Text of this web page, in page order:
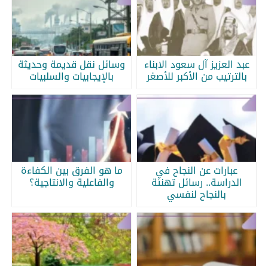
عبد العزيز آل سعود الابناء
بالترتيب من الأكبر للأصغر
وسائل نقل قديمة وحديثة
بالإيجابيات والسلبيات
عبارات عن النجاح في
الدراسة.. رسائل تهنئة
بالنجاح لنفسي
ما هو الفرق بين الكفاءة
والفاعلية والانتاجية؟